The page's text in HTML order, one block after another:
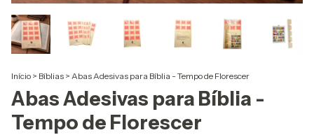
Início > Bíblias > Abas Adesivas para Bíblia - Tempo de Florescer
Abas Adesivas para Bíblia -
Tempo de Florescer